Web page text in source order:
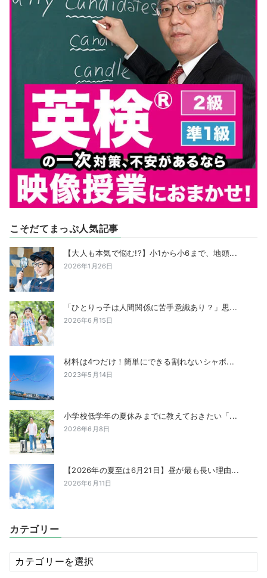
こそだてまっぷ人気記事
【大人も本気で悩む!?】小1から小6まで、地頭...
2026年1月26日
「ひとりっ子は人間関係に苦手意識あり？」思...
2026年6月15日
材料は4つだけ！簡単にできる割れないシャボ...
2023年5月14日
小学校低学年の夏休みまでに教えておきたい「...
2026年6月8日
【2026年の夏至は6月21日】昼が最も長い理由...
2026年6月11日
カテゴリー
カ
テ